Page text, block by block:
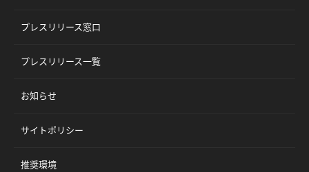
プレスリリース窓口
プレスリリース一覧
お知らせ
サイトポリシー
推奨環境